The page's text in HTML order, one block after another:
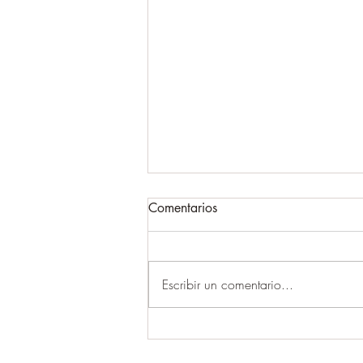
Comentarios
Escribir un comentario...